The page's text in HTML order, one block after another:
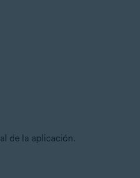
de la aplicación.